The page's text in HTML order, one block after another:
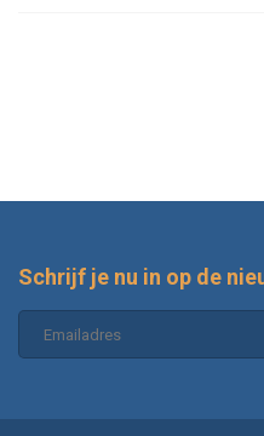
Schrijf je nu in op de